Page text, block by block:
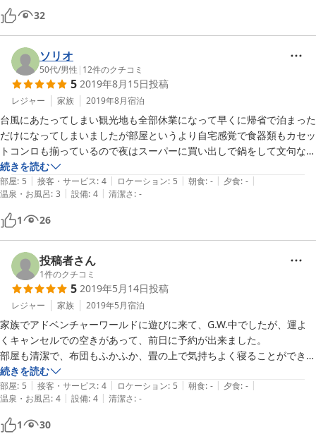
次も利用したい宿です。
32
ソリオ
50代/男性 | 12件のクチコミ
5 2019年8月15日投稿
レジャー 家族 2019年8月宿泊
台風にあたってしまい観光地も全部休業になって早くに帰省で泊まった
だけになってしまいましたが部屋というより自宅感覚で食器類もカセッ
トコンロも揃っているので夜はスーパーに買い出しで鍋をして文句なく
いい建物でした。また予約が取れたら次回はのんびりしたいです。ゴミ
も分別で処分してくれるみたいで、ありがとうございました。
続きを読む
部屋: 5 | 接客・サービス: 4 | ロケーション: 5 | 朝食: - | 夕食: - |
温泉・お風呂: 3 | 設備: 4 | 清潔さ: -
1 26
投稿者さん
1件のクチコミ
5 2019年5月14日投稿
レジャー 家族 2019年5月宿泊
家族でアドベンチャーワールドに遊びに来て、G.W.中でしたが、運よ
くキャンセルでの空きがあって、前日に予約が出来ました。
部屋も清潔で、布団もふかふか、畳の上で気持ちよく寝ることができま
した。
自宅で過ごしているかのように必要なものは全て揃っていたので、子連
れの旅にはとても利用しやすい形式でした。全国にこういったタイプの
宿泊場所がもっとたくさん増えればいいのになと思いました。子供も大
満足です。しばらく滞在していたかったです。
続きを読む
部屋: 5 | 接客・サービス: 4 | ロケーション: 5 | 朝食: - | 夕食: - |
温泉・お風呂: 4 | 設備: 4 | 清潔さ: -
1 30